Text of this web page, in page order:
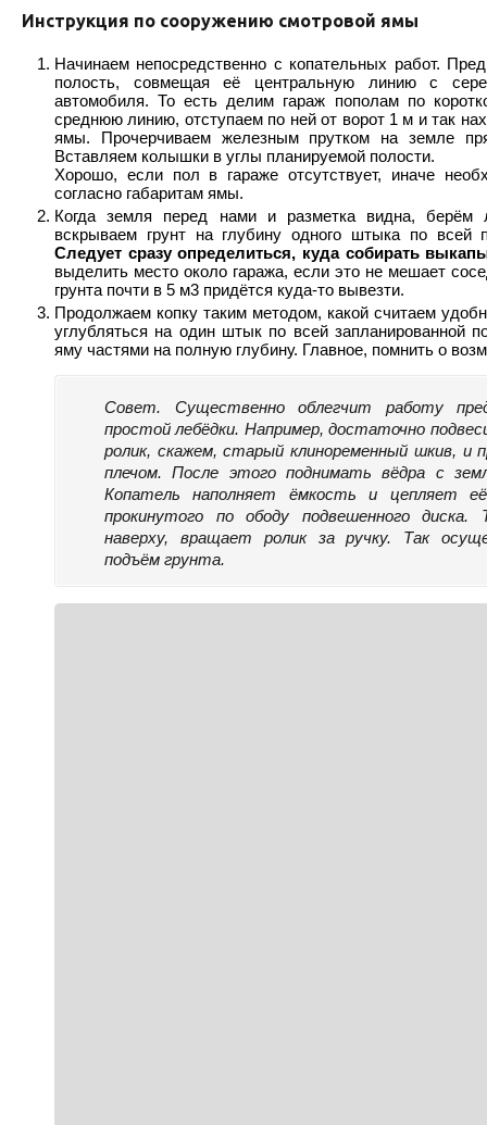
Инструкция по сооружению смотровой ямы
Начинаем непосредственно с копательных работ.
полость, совмещая её центральную линию с
автомобиля. То есть делим гараж пополам по
среднюю линию, отступаем по ней от ворот 1 м и так
ямы. Прочерчиваем железным прутком на земле
Вставляем колышки в углы планируемой полости.
Хорошо, если пол в гараже отсутствует, иначе
согласно габаритам ямы.
Когда земля перед нами и разметка видна, берём
вскрываем грунт на глубину одного штыка по всей
Следует сразу определиться, куда собирать
выделить место около гаража, если это не мешает
грунта почти в 5 м3 придётся куда-то вывезти.
Продолжаем копку таким методом, какой считаем
углубляться на один штык по всей запланированной
яму частями на полную глубину. Главное, помнить о
Совет. Существенно облегчит работу
простой лебёдки. Например, достаточно
ролик, скажем, старый клиноременный шкив, и
плечом. После этого поднимать вёдра с
Копатель наполняет ёмкость и цепляет
прокинутого по ободу подвешенного
наверху, вращает ролик за ручку. Так
подъём грунта.